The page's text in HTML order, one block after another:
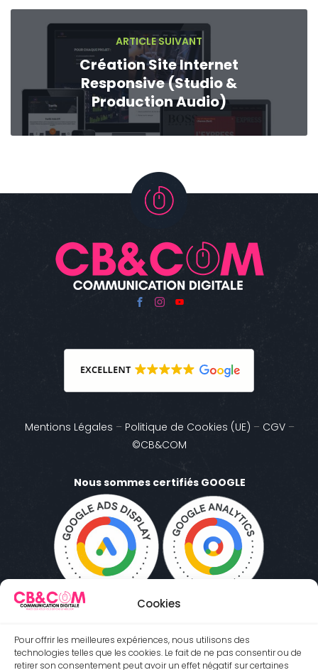
Cookies
Pour offrir les meilleures expériences, nous utilisons des
technologies telles que les cookies. Le fait de ne pas consentir ou de
retirer son consentement peut avoir un effet négatif sur certaines
ARTICLE SUIVANT
Création Site Internet
Responsive (Studio &
Production Audio)
Mentions Légales – Politique de Cookies (UE) – CGV–
©CB&COM
Nous sommes certifiés GOOGLE